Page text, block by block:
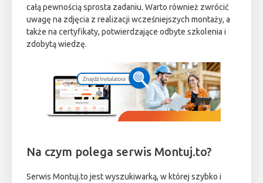
całą pewnością sprosta zadaniu. Warto również zwrócić
uwagę na zdjęcia z realizacji wcześniejszych montaży, a
także na certyfikaty, potwierdzające odbyte szkolenia i
zdobytą wiedzę.
Na czym polega serwis Montuj.to?
Serwis Montuj.to jest wyszukiwarką, w której szybko i